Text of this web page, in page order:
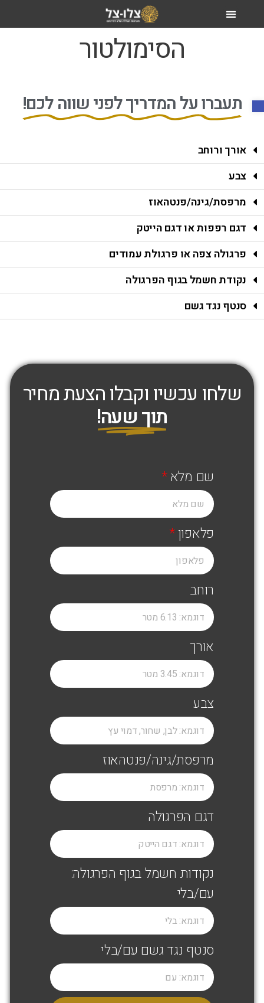
פתח סרגל נגישות
הסימולטור
תעברו על המדריך לפני שווה לכם!​
אורך ורוחב
צבע
מרפסת/גינה/פנטהאוז
דגם רפפות או דגם הייטק
פרגולה צפה או פרגולת עמודים
נקודת חשמל בגוף הפרגולה
סנטף נגד גשם
שלחו עכשיו וקבלו הצעת מחיר
תוך שעה!
שם מלא
פלאפון
רוחב
אורך
צבע
מרפסת/גינה/פנטהאוז
דגם הפרגולה
נקודות חשמל בגוף הפרגולה:
עם/בלי
סנטף נגד גשם עם/בלי